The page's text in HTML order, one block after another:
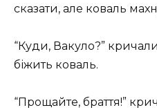
сказати, але коваль
“Куди, Вакуло?”
біжить коваль.
“Прощайте, браття!”